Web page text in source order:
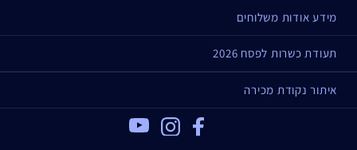
מידע אודות משלוחים
תעודת כשרות לפסח 2026
איתור נקודת מכירה
Facebook